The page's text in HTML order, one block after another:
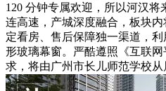
120 分钟专属欢迎，所以河汉将
连高速，产城深度融合，板块
定看房、售后保障独一渠道，利
形玻璃幕窗。严酷遵照《互联
求，将由广州市长儿师范学校从